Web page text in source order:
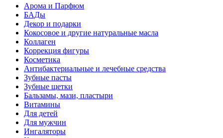
Арома и Парфюм
БАДы
Декор и подарки
Кокосовое и другие натуральные масла
Коллаген
Коррекция фигуры
Косметика
Антибактериальные и лечебные средства
Зубные пасты
Зубные щетки
Бальзамы, мази, пластыри
Витамины
Для детей
Для мужчин
Ингаляторы